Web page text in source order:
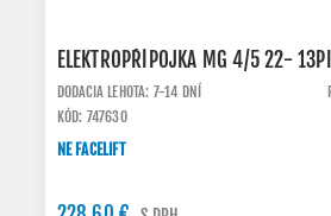
ELEKTROPŘÍPOJKA MG 4/5 22-
DODACIA LEHOTA: 7-14 DNÍ
KÓD: 747630
NE FACELIFT